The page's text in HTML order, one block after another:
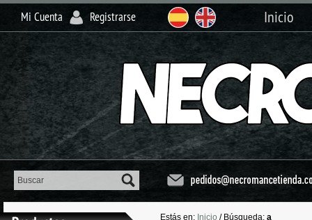
Mi Cuenta Registrarse Inicio
Estás en: Inicio / Búsqueda: a